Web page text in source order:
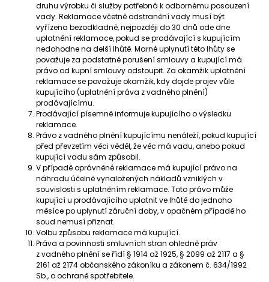
druhu výrobku či služby potřebná k odbornému posouzení
vady. Reklamace včetně odstranění vady musí být
vyřízena bezodkladně, nejpozději do 30 dnů ode dne
uplatnění reklamace, pokud se prodávající s kupujícím
nedohodne na delší lhůtě. Marné uplynutí této lhůty se
považuje za podstatné porušení smlouvy a kupující má
právo od kupní smlouvy odstoupit. Za okamžik uplatnění
reklamace se považuje okamžik, kdy dojde projev vůle
kupujícího (uplatnění práva z vadného plnění)
prodávajícímu.
Prodávající písemně informuje kupujícího o výsledku
reklamace.
Právo z vadného plnění kupujícímu nenáleží, pokud kupující
před převzetím věci věděl, že věc má vadu, anebo pokud
kupující vadu sám způsobil.
V případě oprávněné reklamace má kupující právo na
náhradu účelně vynaložených nákladů vzniklých v
souvislosti s uplatněním reklamace. Toto právo může
kupující u prodávajícího uplatnit ve lhůtě do jednoho
měsíce po uplynutí záruční doby, v opačném případě ho
soud nemusí přiznat.
Volbu způsobu reklamace má kupující.
Práva a povinnosti smluvních stran ohledně práv
z vadného plnění se řídí § 1914 až 1925, § 2099 až 2117 a §
2161 až 2174 občanského zákoníku a zákonem č. 634/1992
Sb., o ochraně spotřebitele.